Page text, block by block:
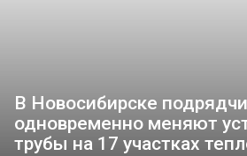
В Новосибирске
одновременно меняют
трубы на 17 участках